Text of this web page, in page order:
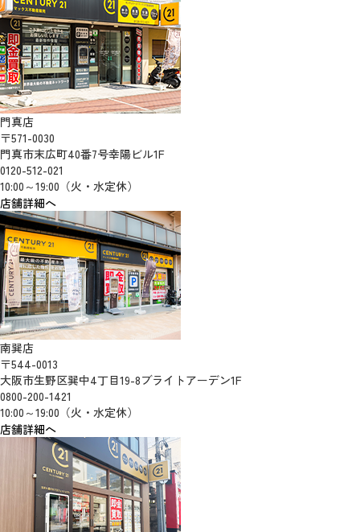
門真店
〒571-0030
門真市末広町40番7号幸陽ビル1F
0120-512-021
10:00～19:00（火・水定休）
店舗詳細へ
南巽店
〒544-0013
大阪市生野区巽中4丁目19-8ブライトアーデン1F
0800-200-1421
10:00～19:00（火・水定休）
店舗詳細へ